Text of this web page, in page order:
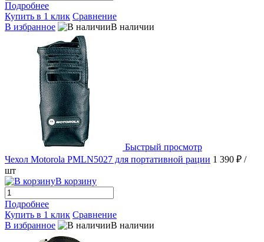
Подробнее
Купить в 1 клик Сравнение
В избранное
В наличии
Быстрый просмотр
Чехол Motorola PMLN5027 для портативной рации 1 390 ₽ /
шт
В корзину
Подробнее
Купить в 1 клик Сравнение
В избранное
В наличии